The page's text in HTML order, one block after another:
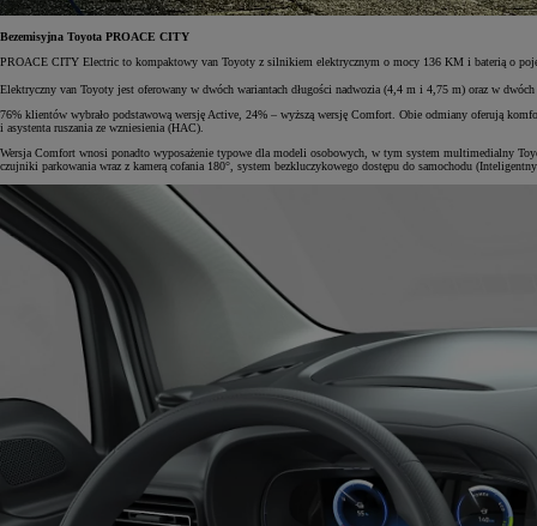
Bezemisyjna Toyota PROACE CITY
PROACE CITY Electric to kompaktowy van Toyoty z silnikiem elektrycznym o mocy 136 KM i baterią o
Elektryczny van Toyoty jest oferowany w dwóch wariantach długości nadwozia (4,4 m i 4,75 m) oraz w
76% klientów wybrało podstawową wersję Active, 24% – wyższą wersję Comfort. Obie odmiany oferują
i asystenta ruszania ze wzniesienia (HAC).
Wersja Comfort wnosi ponadto wyposażenie typowe dla modeli osobowych, w tym system multimedialny
czujniki parkowania wraz z kamerą cofania 180°, system bezkluczykowego dostępu do samochodu